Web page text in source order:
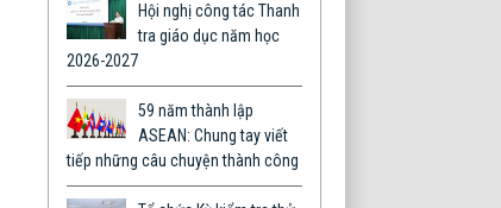
Hội nghị công tác Thanh
tra giáo dục năm học
2026-2027
59 năm thành lập
ASEAN: Chung tay viết
tiếp những câu chuyện thành công